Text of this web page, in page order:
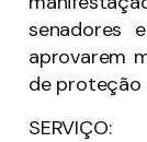
senadores
aprovarem
de proteção
SERVIÇO: